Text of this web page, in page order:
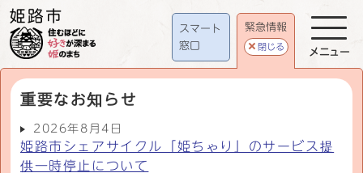
スマート
窓口
緊急情報
閉じる
重要なお知らせ
2026年8月4日
姫路市シェアサイクル「姫ちゃり」のサービス提
供一時停止について
メニュー